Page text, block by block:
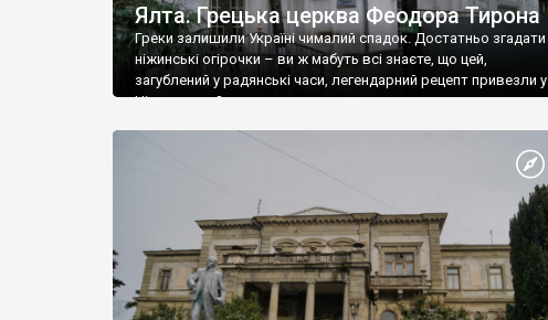
Ялта. Грецька церква Феодора Тирона
Греки залишили Україні чималий спадок. Достатньо згадати
ніжинські огірочки – ви ж мабуть всі знаєте, що цей,
загублений у радянські часи, легендарний рецепт привезли у
Ніжин греки?